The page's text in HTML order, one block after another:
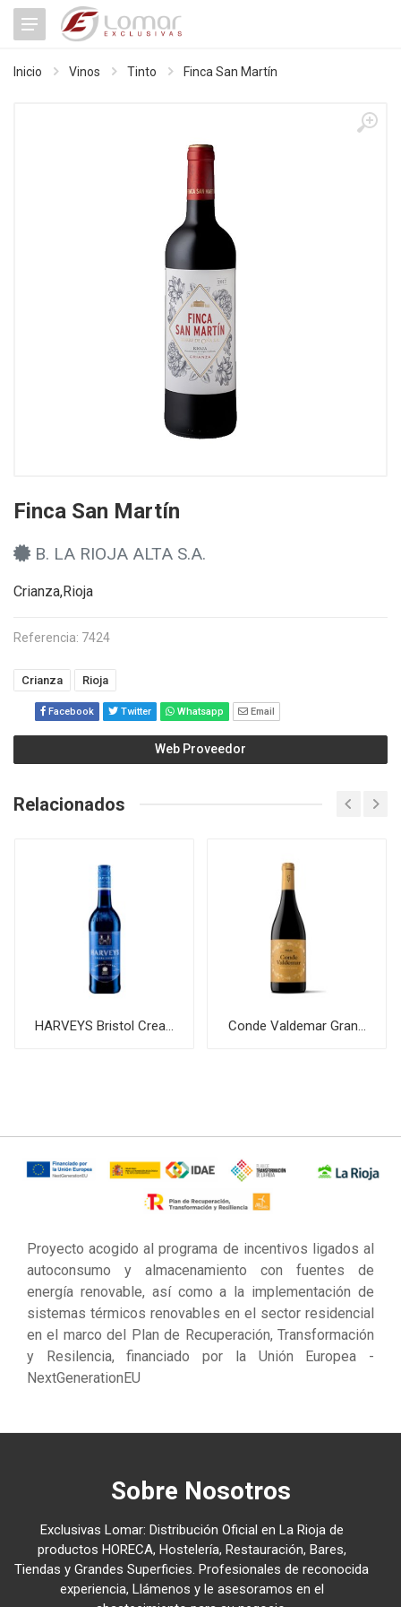
Inicio Vinos Tinto Finca San Martín
Finca San Martín
B. LA RIOJA ALTA S.A.
Crianza,Rioja
Referencia: 7424
Crianza Rioja
Facebook Twitter Whatsapp Email
Web Proveedor
Relacionados
HARVEYS Bristol Crea... Conde Valdemar Gran...
Proyecto acogido al programa de incentivos ligados al
autoconsumo y almacenamiento con fuentes de
energía renovable, así como a la implementación de
sistemas térmicos renovables en el sector residencial
en el marco del Plan de Recuperación, Transformación
y Resilencia, financiado por la Unión Europea -
NextGenerationEU
Sobre Nosotros
Exclusivas Lomar: Distribución Oficial en La Rioja de
productos HORECA, Hostelería, Restauración, Bares,
Tiendas y Grandes Superficies. Profesionales de reconocida
experiencia, Llámenos y le asesoramos en el